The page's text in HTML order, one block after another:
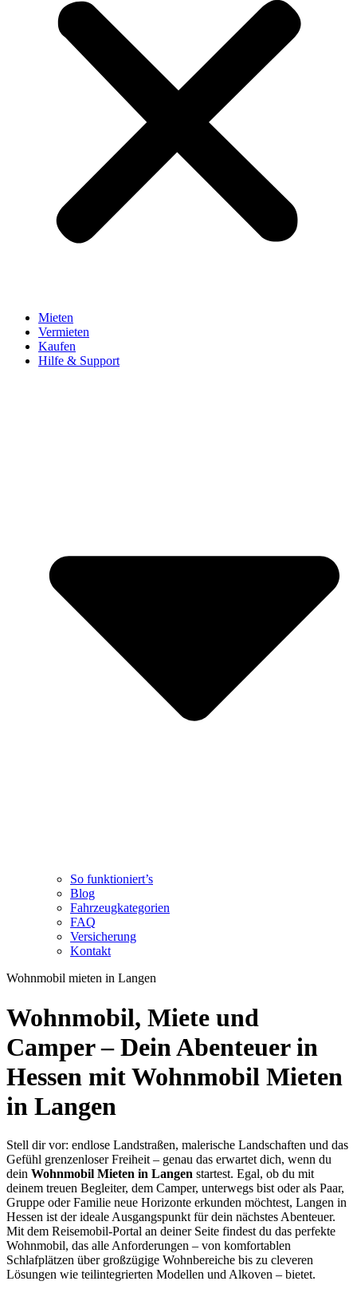
Mieten
Vermieten
Kaufen
Hilfe & Support
So funktioniert’s
Blog
Fahrzeugkategorien
FAQ
Versicherung
Kontakt
Wohnmobil mieten in Langen
Wohnmobil, Miete und
Camper – Dein Abenteuer in
Hessen mitWohnmobil Mieten
in Langen
Stell dir vor: endlose Landstraßen, malerische Landschaften und das
Gefühl grenzenloser Freiheit – genau das erwartet dich, wenn du
dein Wohnmobil Mieten in Langen startest. Egal, ob du mit
deinem treuen Begleiter, dem Camper, unterwegs bist oder als Paar,
Gruppe oder Familie neue Horizonte erkunden möchtest, Langen in
Hessen ist der ideale Ausgangspunkt für dein nächstes Abenteuer.
Mit dem Reisemobil-Portal an deiner Seite findest du das perfekte
Wohnmobil, das alle Anforderungen – von komfortablen
Schlafplätzen über großzügige Wohnbereiche bis zu cleveren
Lösungen wie teilintegrierten Modellen und Alkoven – bietet.